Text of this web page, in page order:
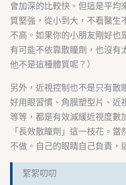
會加深的比較快。但這是平均
質堅強，從小到大，不看醫生
不高。如果你的小朋友剛好也
有可能不依靠散瞳劑，也沒有
他不是這種體質呢？）
另外，近視控制也不是只有散
好用眼習慣、角膜塑型片、
等等，都是有效減緩近視度數
「長效散瞳劑」這一枝花。
不做。自己的眼睛自己負責，
絮絮叨叨